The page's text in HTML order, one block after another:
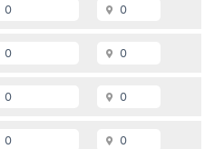
0 0
0 0
0 0
0 0